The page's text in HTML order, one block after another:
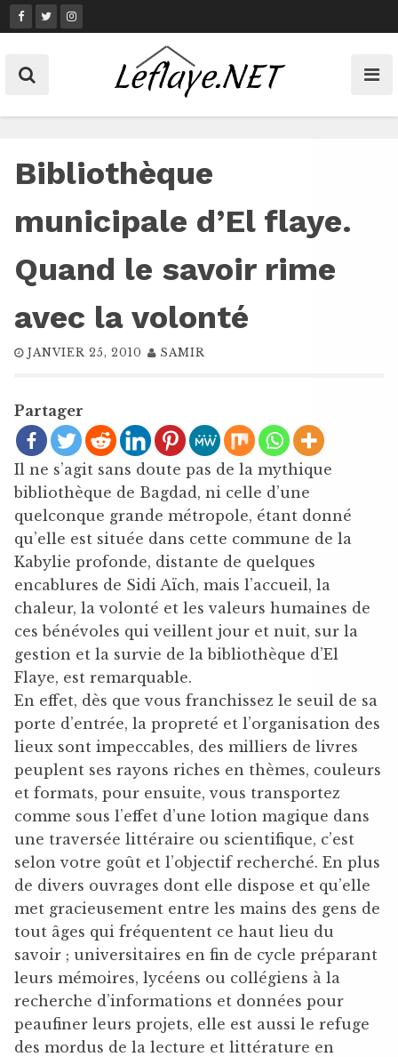
Skip
to
Bibliothèque
municipale d’El flaye.
Quand le savoir rime
avec la volonté
JANVIER 25, 2010 SAMIR
Partager
Il ne s’agit sans doute pas de la mythique
bibliothèque de Bagdad, ni celle d’une
quelconque grande métropole, étant donné
qu’elle est située dans cette commune de la
Kabylie profonde, distante de quelques
encablures de Sidi Aïch, mais l’accueil, la
chaleur, la volonté et les valeurs humaines de
ces bénévoles qui veillent jour et nuit, sur la
gestion et la survie de la bibliothèque d’El
Flaye, est remarquable.
En effet, dès que vous franchissez le seuil de sa
porte d’entrée, la propreté et l’organisation des
lieux sont impeccables, des milliers de livres
peuplent ses rayons riches en thèmes, couleurs
et formats, pour ensuite, vous transportez
comme sous l’effet d’une lotion magique dans
une traversée littéraire ou scientifique, c’est
selon votre goût et l’objectif recherché. En plus
de divers ouvrages dont elle dispose et qu’elle
met gracieusement entre les mains des gens de
tout âges qui fréquentent ce haut lieu du
savoir ; universitaires en fin de cycle préparant
leurs mémoires, lycéens ou collégiens à la
recherche d’informations et données pour
peaufiner leurs projets, elle est aussi le refuge
des mordus de la lecture et littérature en